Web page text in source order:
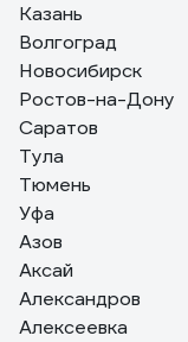
Казань
Волгоград
Новосибирск
Ростов-на-Дону
Саратов
Тула
Тюмень
Уфа
Азов
Аксай
Александров
Алексеевка